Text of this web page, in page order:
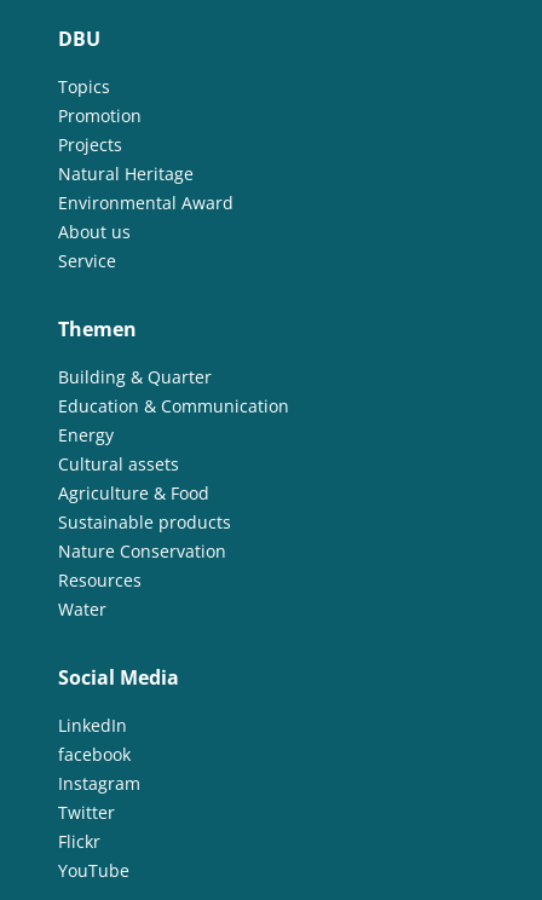
DBU
Topics
Promotion
Projects
Natural Heritage
Environmental Award
About us
Service
Themen
Building & Quarter
Education & Communication
Energy
Cultural assets
Agriculture & Food
Sustainable products
Nature Conservation
Resources
Water
Social Media
LinkedIn
facebook
Instagram
Twitter
Flickr
YouTube